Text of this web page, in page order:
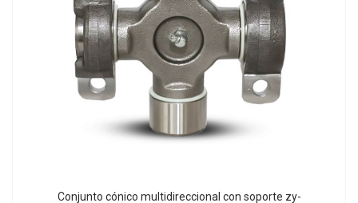
Conjunto cónico multidireccional con soporte zy-